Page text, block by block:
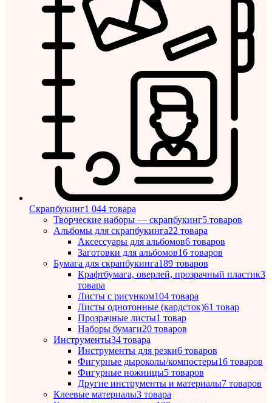
Скрапбукинг1 044 товара
Творческие наборы — скрапбукинг5 товаров
Альбомы для скрапбукинга22 товара
Аксессуары для альбомов6 товаров
Заготовки для альбомов16 товаров
Бумага для скрапбукинга189 товаров
Крафтбумага, оверлей, прозрачный пластик3
товара
Листы c рисунком104 товара
Листы однотонные (кардсток)61 товар
Прозрачные листы1 товар
Наборы бумаги20 товаров
Инструменты34 товара
Инструменты для резки6 товаров
Фигурные дыроколы/компостеры16 товаров
Фигурные ножницы5 товаров
Другие инструменты и материалы7 товаров
Клеевые материалы3 товара